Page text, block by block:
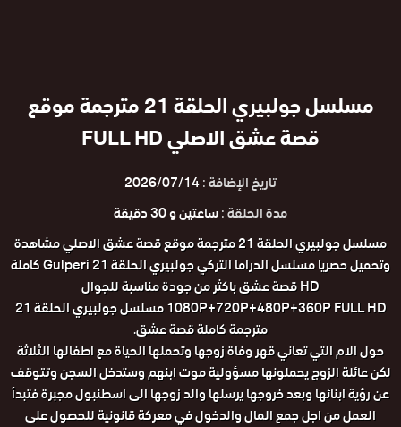
مسلسل جولبيري الحلقة 21 مترجمة موقع
قصة عشق الاصلي FULL HD
تاريخ الإضافة :2026/07/14
مدة الحلقة :ساعتين و 30 دقيقة
مسلسل جولبيري الحلقة 21 مترجمة موقع قصة عشق الاصلي مشاهدة
وتحميل حصريا مسلسل الدراما التركي جولبيري الحلقة 21 Gulperi كاملة
HD قصة عشق باكثر من جودة مناسبة للجوال
1080P+720P+480P+360P FULL HD مسلسل جولبيري الحلقة 21
مترجمة كاملة قصة عشق.
حول الام التي تعاني قهر وفاة زوجها وتحملها الحياة مع اطفالها الثلاثة
لكن عائلة الزوج يحملونها مسؤولية موت ابنهم وستدخل السجن وتتوقف
عن رؤية ابنائها وبعد خروجها يرسلها والد زوجها الى اسطنبول مجبرة فتبدأ
العمل من اجل جمع المال والدخول في معركة قانونية للحصول على